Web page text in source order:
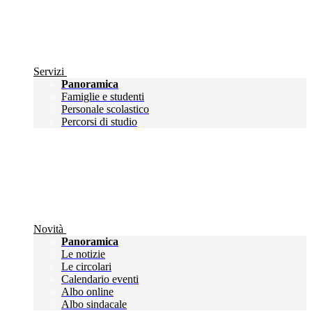
Servizi
Panoramica
Famiglie e studenti
Personale scolastico
Percorsi di studio
Novità
Panoramica
Le notizie
Le circolari
Calendario eventi
Albo online
Albo sindacale